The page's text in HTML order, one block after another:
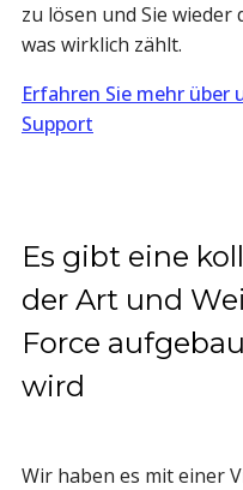
zu lösen und Sie
was wirklich zählt.
Erfahren Sie mehr
Support
Es gibt eine
der Art und
Force
wird
Wir haben es mit einer